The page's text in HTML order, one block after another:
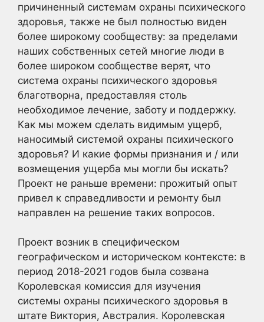
причиненный системам охраны психического
здоровья, также не был полностью виден
более широкому сообществу: за пределами
наших собственных сетей многие люди в
более широком сообществе верят, что
система охраны психического здоровья
благотворна, предоставляя столь
необходимое лечение, заботу и поддержку.
Как мы можем сделать видимым ущерб,
наносимый системой охраны психического
здоровья? И какие формы признания и / или
возмещения ущерба мы могли бы искать?
Проект не раньше времени: прожитый опыт
привел к справедливости и ремонту был
направлен на решение таких вопросов.
Проект возник в специфическом
географическом и историческом контексте: в
период 2018-2021 годов была созвана
Королевская комиссия для изучения
системы охраны психического здоровья в
штате Виктория, Австралия. Королевская